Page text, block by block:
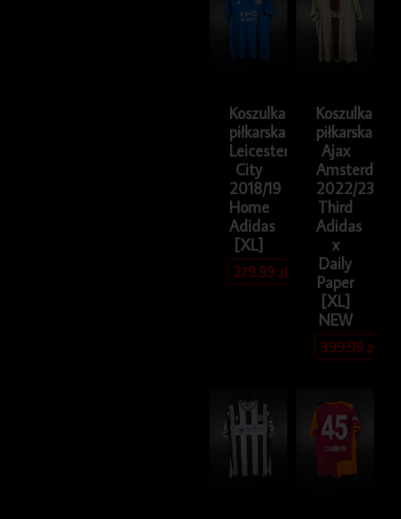
Koszulka
piłkarska
Leicester
City
2018/19
Home
Adidas
[XL]
279.99zł
Koszulka
piłkarska
Ajax
Amsterdam
2022/23
Third
Adidas
x
Daily
Paper
[XL]
NEW
399.99zł